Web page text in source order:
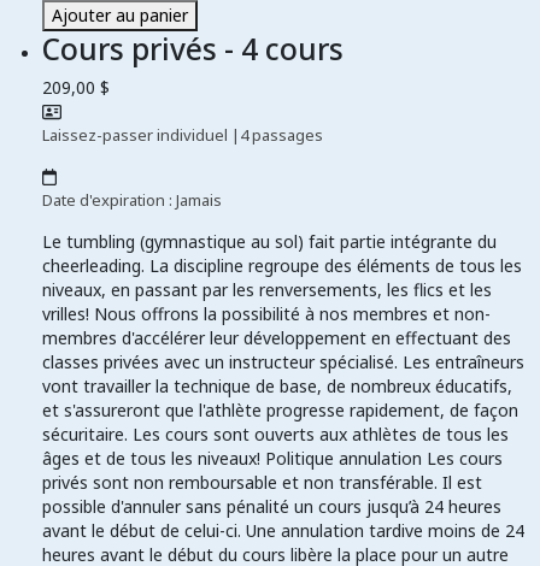
Ajouter au panier
Cours privés - 4 cours
209,00 $
Laissez-passer individuel | 4 passages
Date d'expiration : Jamais
Le tumbling (gymnastique au sol) fait partie intégrante du
cheerleading. La discipline regroupe des éléments de tous les
niveaux, en passant par les renversements, les flics et les
vrilles! Nous offrons la possibilité à nos membres et non-
membres d'accélérer leur développement en effectuant des
classes privées avec un instructeur spécialisé. Les entraîneurs
vont travailler la technique de base, de nombreux éducatifs,
et s'assureront que l'athlète progresse rapidement, de façon
sécuritaire. Les cours sont ouverts aux athlètes de tous les
âges et de tous les niveaux! Politique annulation Les cours
privés sont non remboursable et non transférable. Il est
possible d'annuler sans pénalité un cours jusqu’à 24 heures
avant le début de celui-ci. Une annulation tardive moins de 24
heures avant le début du cours libère la place pour un autre